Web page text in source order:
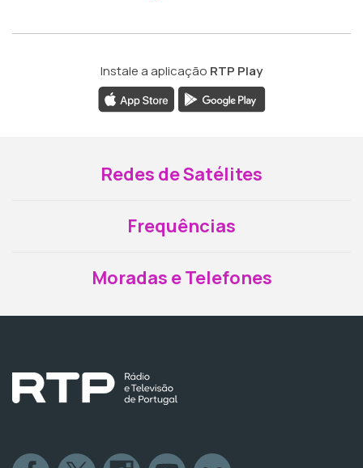
Instale a aplicação RTP Play
Redes de Satélites
Frequências
Moradas e Telefones